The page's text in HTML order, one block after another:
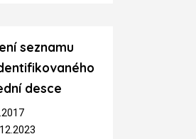
seznamu
desce